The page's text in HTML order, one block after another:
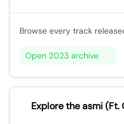
Browse every track
Open 2023 archive
Explore the ​asmi (Ft.